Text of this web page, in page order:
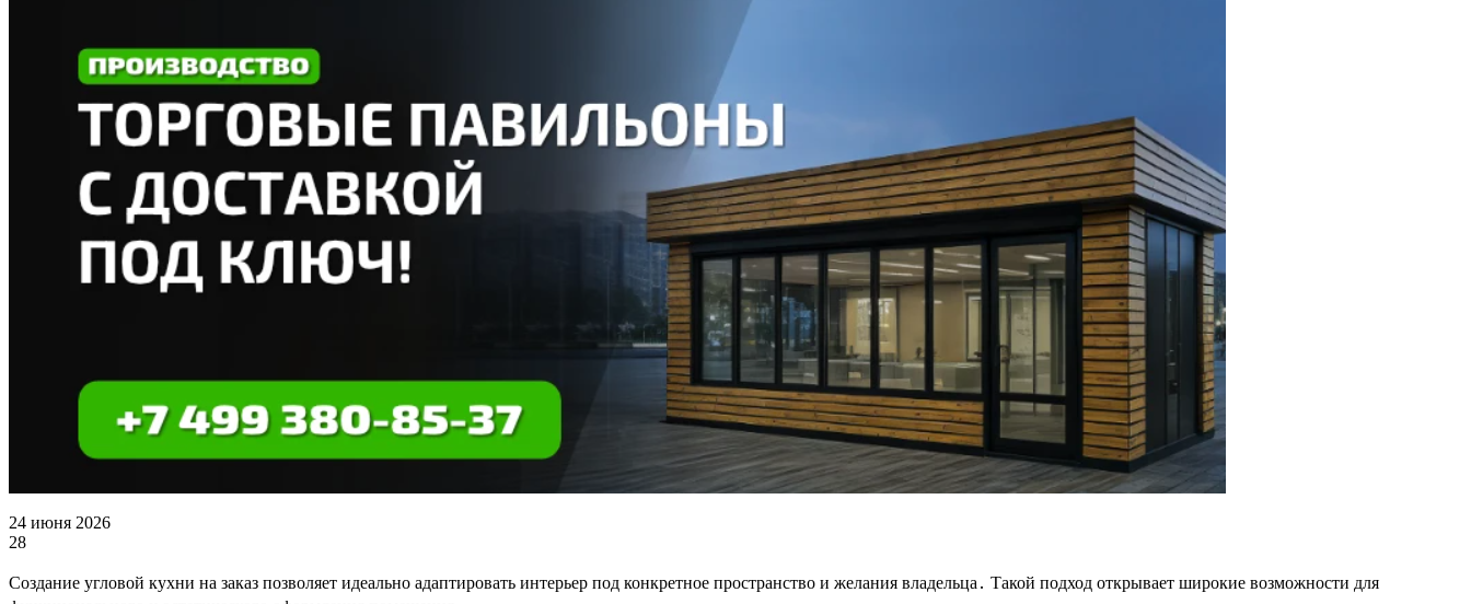
24 июня 2026
28
Создание угловой кухни на заказ позволяет идеально адаптировать интерьер под конкретное пространство и желания владельца․ Такой подход открывает широкие возможности для